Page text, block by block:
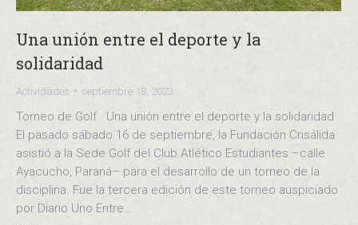
Una unión entre el deporte y la
solidaridad
Actividades septiembre 18, 2023
Torneo de Golf Una unión entre el deporte y la solidaridad
El pasado sábado 16 de septiembre, la Fundación Crisálida
asistió a la Sede Golf del Club Atlético Estudiantes –calle
Ayacucho, Paraná– para el desarrollo de un torneo de la
disciplina. Fue la tercera edición de este torneo auspiciado
por Diario Uno Entre…